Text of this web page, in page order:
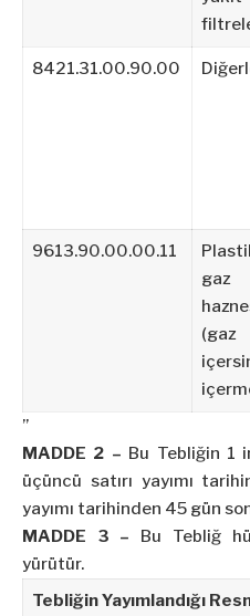
8421.31.00.90.00
9613.90.00.00.11
gaz
(gaz
”
MADDE 2 – Bu Tebliğin 1
üçüncü satırı yayımı
yayımı tarihinden 45 gün
MADDE 3 – Bu Tebliğ
yürütür.
Tebliğin Yayımlandığı